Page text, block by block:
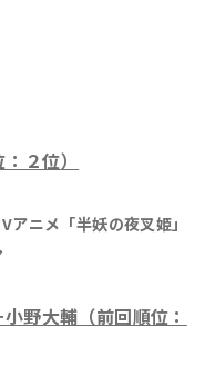
２位）
ニメ「半妖の夜叉姫」
野大輔（前回順位：